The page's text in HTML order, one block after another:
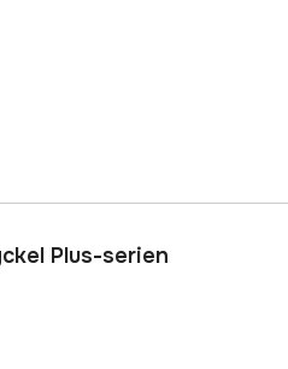
Plus-serien